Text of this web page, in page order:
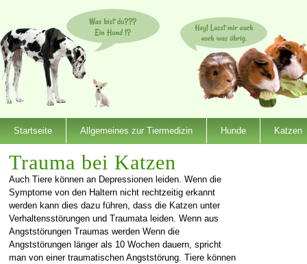
Startseite Allgemeines zur Tiermedizin Hunde Katzen
Trauma bei Katzen
Auch Tiere können an Depressionen leiden. Wenn die
Symptome von den Haltern nicht rechtzeitig erkannt
werden kann dies dazu führen, dass die Katzen unter
Verhaltensstörungen und Traumata leiden. Wenn aus
Angststörungen Traumas werden Wenn die
Angststörungen länger als 10 Wochen dauern, spricht
man von einer traumatischen Angststörung. Tiere können